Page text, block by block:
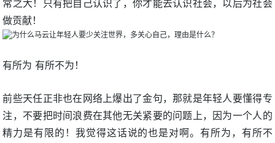
常之大！只有把自己认识了，你才能去认识社会，以后为社会
做贡献！
有所为 有所不为！
前些天任正非也在网络上爆出了金句，那就是年轻人要懂得专
注，不要把时间浪费在其他无关紧要的问题上，因为一个人的
精力是有限的！我觉得这话说的也是对啊。有所为，有所不